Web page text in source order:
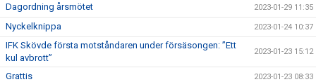
Dagordning årsmötet 2023-01-29 11:35
Nyckelknippa 2023-01-24 10:37
IFK Skövde första motståndaren under försäsongen: ”Ett
kul avbrott”
2023-01-23 15:12
Grattis 2023-01-23 08:33